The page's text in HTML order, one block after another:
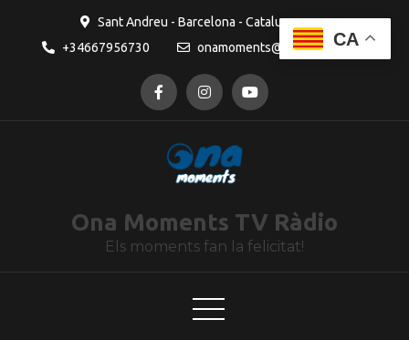
Sant Andreu - Barcelona - Catalunya
+34667956730
onamoments@gmail.com
Ona Moments TV Ràdio
Els moments fan la felicitat!
CA